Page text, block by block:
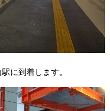
に到着します。